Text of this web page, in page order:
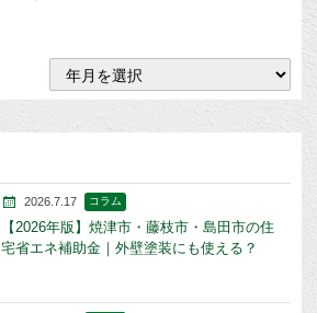
2026.7.17 コラム
【2026年版】焼津市・藤枝市・島田市の住
宅省エネ補助金｜外壁塗装にも使える？